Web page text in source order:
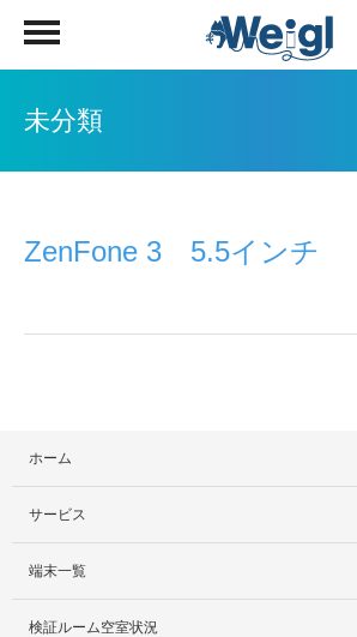
未分類
ZenFone 3 5.5インチ
ホーム
サービス
サービス紹介
社外貸出プラン
端末一覧
検証ルーム空室状況